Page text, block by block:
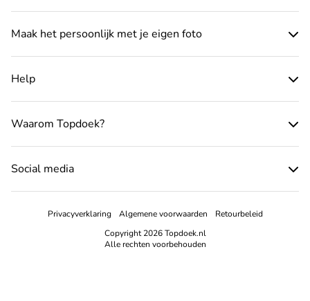
Maak het persoonlijk met je eigen foto
Help
Waarom Topdoek?
Social media
Privacyverklaring Algemene voorwaarden
Retourbeleid
Copyright 2026 Topdoek.nl
Alle rechten voorbehouden